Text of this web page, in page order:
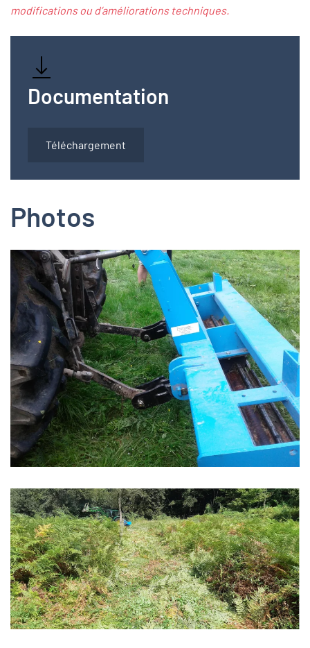
modifications ou d’améliorations techniques.
Documentation
Téléchargement
Photos
Zoom
Zoom